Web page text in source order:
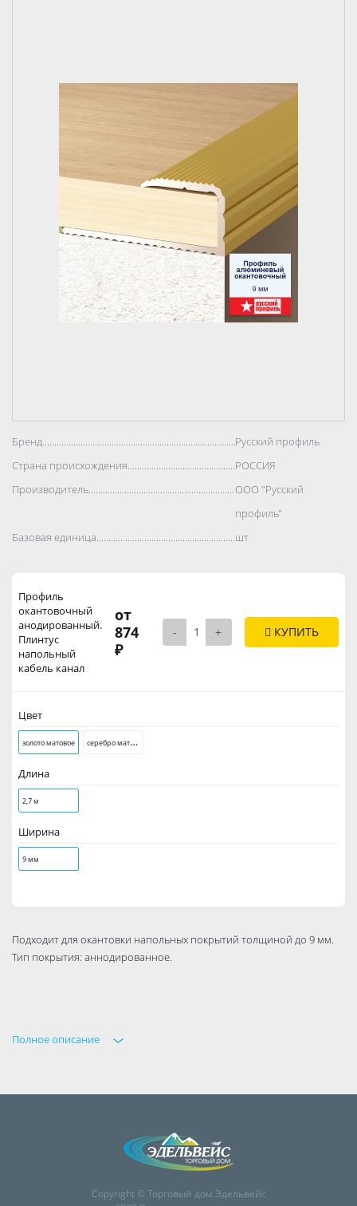
Бренд..................................................................................Русский профиль
Страна происхождения..................................................................................
РОССИЯ
Производитель..................................................................................
ООО "Русский
профиль"
Базовая единица..................................................................................
шт
Профиль
окантовочный
анодированный.
Плинтус
напольный
кабель канал
от
874
₽
- + КУПИТЬ
Цвет
золото матовое с
еребро матовое
Длина
2,7 м
Ширина
9 мм
Подходит для окантовки напольных покрытий толщиной до 9 мм.
Тип покрытия: аннодированное.
Полное описание
Copyright © Торговый дом Эдельвейс